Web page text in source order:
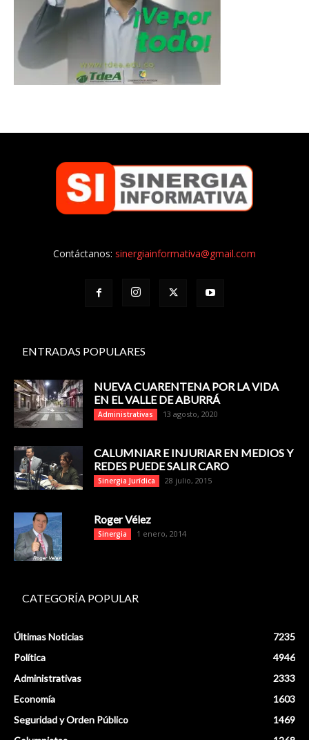
Contáctanos: sinergiainformativa@gmail.com
ENTRADAS POPULARES
NUEVA CUARENTENA POR LA VIDA
EN EL VALLE DE ABURRÁ
Administrativas 13 agosto, 2020
CALUMNIAR E INJURIAR EN MEDIOS Y
REDES PUEDE SALIR CARO
Sinergia Jurídica 28 julio, 2015
Roger Vélez
Sinergia 1 enero, 2014
CATEGORÍA POPULAR
Últimas Noticias
7235
Política
4946
Administrativas
2333
Economía
1603
Seguridad y Orden Público
1469